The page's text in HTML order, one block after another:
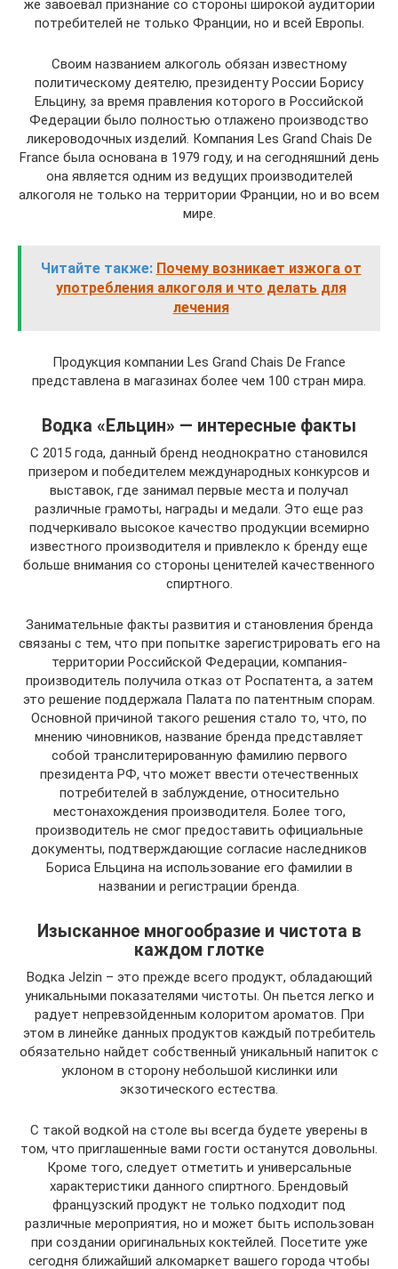
же завоевал признание со стороны широкой аудитории
потребителей не только Франции, но и всей Европы.
Своим названием алкоголь обязан известному
политическому деятелю, президенту России Борису
Ельцину, за время правления которого в Российской
Федерации было полностью отлажено производство
ликероводочных изделий. Компания Les Grand Chais De
France была основана в 1979 году, и на сегодняшний день
она является одним из ведущих производителей
алкоголя не только на территории Франции, но и во всем
мире.
Читайте также: Почему возникает изжога от
употребления алкоголя и что делать для
лечения
Продукция компании Les Grand Chais De France
представлена в магазинах более чем 100 стран мира.
Водка «Ельцин» — интересные факты
С 2015 года, данный бренд неоднократно становился
призером и победителем международных конкурсов и
выставок, где занимал первые места и получал
различные грамоты, награды и медали. Это еще раз
подчеркивало высокое качество продукции всемирно
известного производителя и привлекло к бренду еще
больше внимания со стороны ценителей качественного
спиртного.
Занимательные факты развития и становления бренда
связаны с тем, что при попытке зарегистрировать его на
территории Российской Федерации, компания-
производитель получила отказ от Роспатента, а затем
это решение поддержала Палата по патентным спорам.
Основной причиной такого решения стало то, что, по
мнению чиновников, название бренда представляет
собой транслитерированную фамилию первого
президента РФ, что может ввести отечественных
потребителей в заблуждение, относительно
местонахождения производителя. Более того,
производитель не смог предоставить официальные
документы, подтверждающие согласие наследников
Бориса Ельцина на использование его фамилии в
названии и регистрации бренда.
Изысканное многообразие и чистота в
каждом глотке
Водка Jelzin – это прежде всего продукт, обладающий
уникальными показателями чистоты. Он пьется легко и
радует непревзойденным колоритом ароматов. При
этом в линейке данных продуктов каждый потребитель
обязательно найдет собственный уникальный напиток с
уклоном в сторону небольшой кислинки или
экзотического естества.
С такой водкой на столе вы всегда будете уверены в
том, что приглашенные вами гости останутся довольны.
Кроме того, следует отметить и универсальные
характеристики данного спиртного. Брендовый
французский продукт не только подходит под
различные мероприятия, но и может быть использован
при создании оригинальных коктейлей. Посетите уже
сегодня ближайший алкомаркет вашего города чтобы